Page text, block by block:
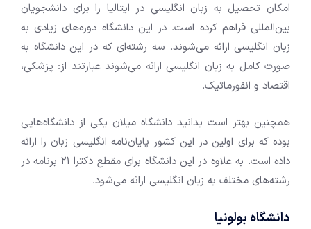
امکان تحصیل به زبان انگلیسی در ایتالیا را برای دانشجویان
بین‌المللی فراهم کرده است. در این دانشگاه دوره‌های زیادی به
زبان انگلیسی ارائه می‌شوند. سه رشته‌ای که در این دانشگاه به
صورت کامل به زبان انگلیسی ارائه می‌شوند عبارتند از: پزشکی،
اقتصاد و انفورماتیک.
همچنین بهتر است بدانید دانشگاه میلان یکی از دانشگاه‌هایی
بوده که برای اولین در این کشور پایان‌نامه انگلیسی زبان را ارائه
داده است. به علاوه در این دانشگاه برای مقطع دکترا ۲۱ برنامه در
رشته‌های مختلف به زبان انگلیسی ارائه می‌شود.
دانشگاه بولونیا